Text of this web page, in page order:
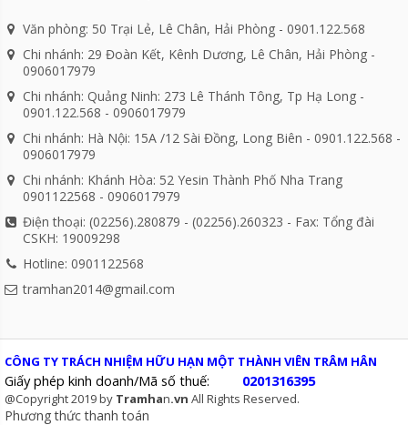
Văn phòng: 50 Trại Lẻ, Lê Chân, Hải Phòng - 0901.122.568
Chi nhánh: 29 Đoàn Kết, Kênh Dương, Lê Chân, Hải Phòng -
0906017979
Chi nhánh: Quảng Ninh: 273 Lê Thánh Tông, Tp Hạ Long -
0901.122.568 - 0906017979
Chi nhánh: Hà Nội: 15A /12 Sài Đồng, Long Biên - 0901.122.568 -
0906017979
Chi nhánh: Khánh Hòa: 52 Yesin Thành Phố Nha Trang
0901122568 - 0906017979
Điện thoại: (02256).280879 - (02256).260323 - Fax: Tổng đài
CSKH: 19009298
Hotline: 0901122568
tramhan2014@gmail.com
CÔNG TY TRÁCH NHIỆM HỮU HẠN MỘT THÀNH VIÊN TRÂM HÂN
Giấy phép kinh doanh/Mã số thuế: 0201316395
@Copyright 2019 by Tramhan.vn All Rights Reserved.
Phương thức thanh toán